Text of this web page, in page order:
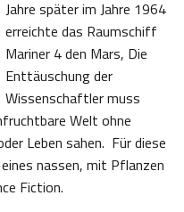
Jahre später im Jahre 1964
erreichte das Raumschiff
Mariner 4 den Mars, Die
Enttäuschung der
Wissenschaftler muss
Welt ohne
Leben sahen. Für diese
nassen, mit Pflanzen
Fiction.